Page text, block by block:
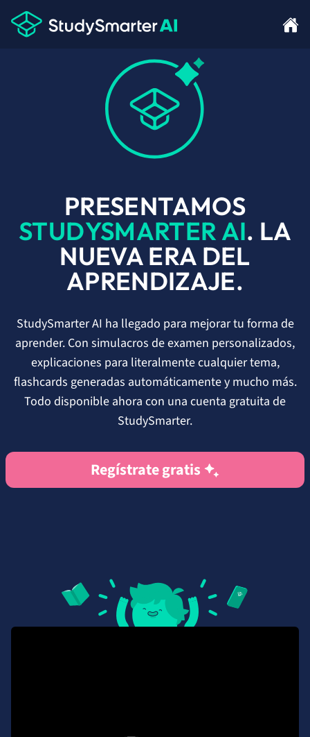
PRESENTAMOS
STUDYSMARTER AI. LA
NUEVA ERA DEL
APRENDIZAJE.
StudySmarter AI ha llegado para mejorar tu forma de
aprender. Con simulacros de examen personalizados,
explicaciones para literalmente cualquier tema,
flashcards generadas automáticamente y mucho más.
Todo disponible ahora con una cuenta gratuita de
StudySmarter.
Regístrate gratis